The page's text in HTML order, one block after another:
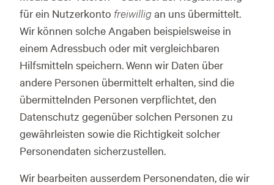
für ein Nutzerkonto freiwilligan uns übermittelt.
Wir können solche Angaben beispielsweise in
einem Adressbuch oder mit vergleichbaren
Hilfsmitteln speichern. Wenn wir Daten über
andere Personen übermittelt erhalten, sind die
übermittelnden Personen verpflichtet, den
Datenschutz gegenüber solchen Personen zu
gewährleisten sowie die Richtigkeit solcher
Personendaten sicherzustellen.
Wir bearbeiten ausserdem Personendaten, die wir